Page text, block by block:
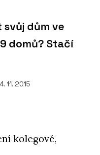
dům ve
domů? Stačí
11. 2015
kolegové,